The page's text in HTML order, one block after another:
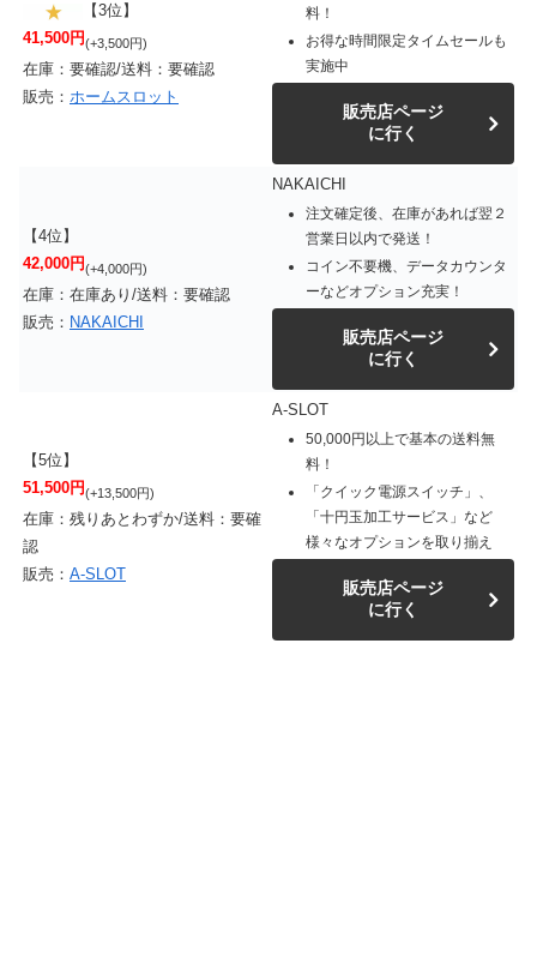
【3位】
41,500円(+3,500円)
在庫：要確認/送料：要確認
販売： ホームスロット
料！
お得な時間限定タイムセールも
実施中
販売店ページ
に行く
【4位】
42,000円(+4,000円)
在庫：在庫あり/送料：要確認
販売： NAKAICHI
NAKAICHI
注文確定後、在庫があれば翌２
営業日以内で発送！
コイン不要機、データカウンタ
ーなどオプション充実！
販売店ページ
に行く
【5位】
51,500円(+13,500円)
在庫：残りあとわずか/送料：要確
認
販売： A-SLOT
A-SLOT
50,000円以上で基本の送料無
料！
「クイック電源スイッチ」、
「十円玉加工サービス」など
様々なオプションを取り揃え
販売店ページ
に行く